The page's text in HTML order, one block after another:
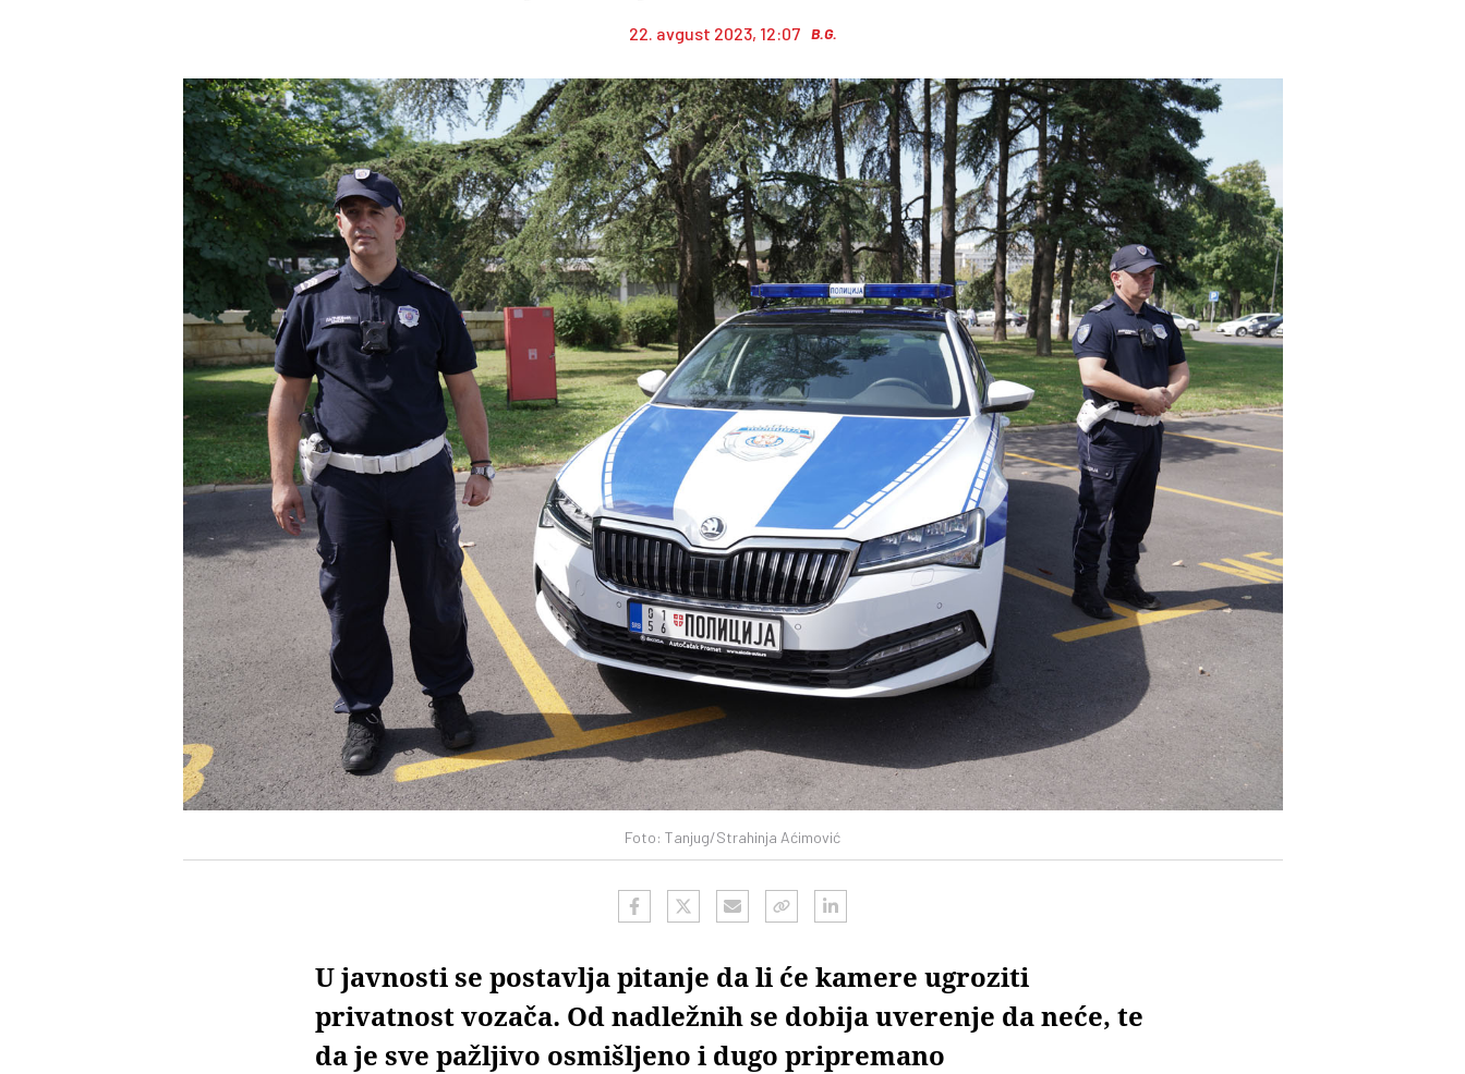
22. avgust 2023, 12:07 B.G.
Foto: Tanjug/Strahinja Aćimović
U javnosti se postavlja pitanje da li će kamere ugroziti
privatnost vozača. Od nadležnih se dobija uverenje da neće, te
da je sve pažljivo osmišljeno i dugo pripremano